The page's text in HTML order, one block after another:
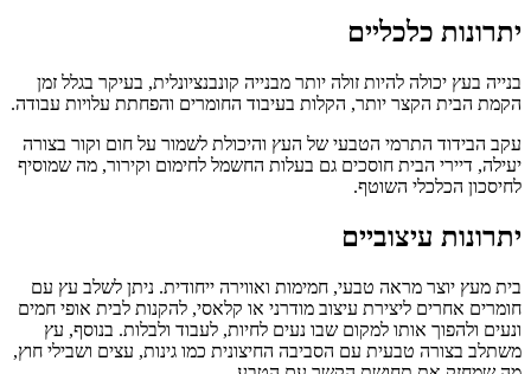
יתרונות כלכליים
בנייה בעץ יכולה להיות זולה יותר מבנייה קונבנציונלית, בעיקר בגלל זמן
הקמת הבית הקצר יותר, הקלות בעיבוד החומרים והפחתת עלויות עבודה.
עקב הבידוד התרמי הטבעי של העץ והיכולת לשמור על חום וקור בצורה
יעילה, דיירי הבית חוסכים גם בעלות החשמל לחימום וקירור, מה שמוסיף
לחיסכון הכלכלי השוטף.
יתרונות עיצוביים
בית מעץ יוצר מראה טבעי, חמימות ואווירה ייחודית. ניתן לשלב עץ עם
חומרים אחרים ליצירת עיצוב מודרני או קלאסי, להקנות לבית אופי חמים
ונעים ולהפוך אותו למקום שבו נעים לחיות, לעבוד ולבלות. בנוסף, עץ
משתלב בצורה טבעית עם הסביבה החיצונית כמו גינות, עצים ושבילי חוץ,